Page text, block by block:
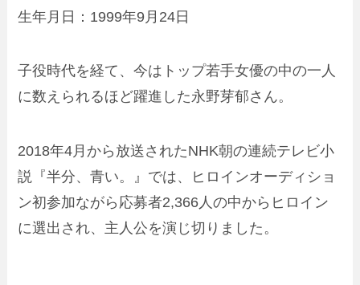
生年月日：1999年9月24日
子役時代を経て、今はトップ若手女優の中の一人
に数えられるほど躍進した永野芽郁さん。
2018年4月から放送されたNHK朝の連続テレビ小
説『半分、青い。』では、ヒロインオーディショ
ン初参加ながら応募者2,366人の中からヒロイン
に選出され、主人公を演じ切りました。